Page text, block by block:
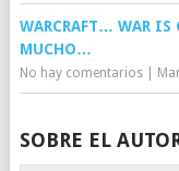
WARCRAFT… WAR IS
MUCHO…
No hay comentarios|
SOBRE EL